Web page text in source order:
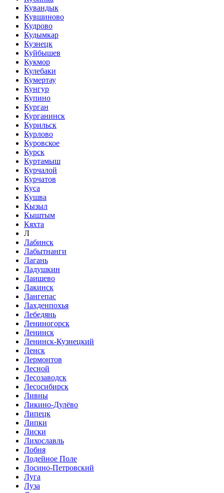
Кувандык
Кувшиново
Кудрово
Кудымкар
Кузнецк
Куйбышев
Кукмор
Кулебаки
Кумертау
Кунгур
Купино
Курган
Курганинск
Курильск
Курлово
Куровское
Курск
Куртамыш
Курчалой
Курчатов
Куса
Кушва
Кызыл
Кыштым
Кяхта
Л
Лабинск
Лабытнанги
Лагань
Ладушкин
Лаишево
Лакинск
Лангепас
Лахденпохья
Лебедянь
Лениногорск
Ленинск
Ленинск-Кузнецкий
Ленск
Лермонтов
Лесной
Лесозаводск
Лесосибирск
Ливны
Ликино-Дулёво
Липецк
Липки
Лиски
Лихославль
Лобня
Лодейное Поле
Лосино-Петровский
Луга
Луза